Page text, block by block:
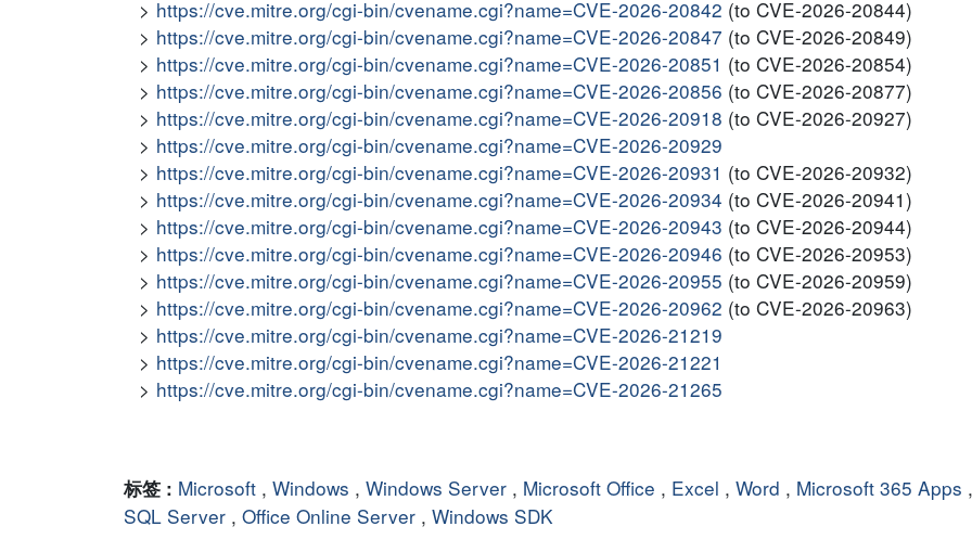
https://cve.mitre.org/cgi-bin/cvename.cgi?name=CVE-2026-20842 (to CVE-2026-20844)
https://cve.mitre.org/cgi-bin/cvename.cgi?name=CVE-2026-20847 (to CVE-2026-20849)
https://cve.mitre.org/cgi-bin/cvename.cgi?name=CVE-2026-20851 (to CVE-2026-20854)
https://cve.mitre.org/cgi-bin/cvename.cgi?name=CVE-2026-20856 (to CVE-2026-20877)
https://cve.mitre.org/cgi-bin/cvename.cgi?name=CVE-2026-20918 (to CVE-2026-20927)
https://cve.mitre.org/cgi-bin/cvename.cgi?name=CVE-2026-20929
https://cve.mitre.org/cgi-bin/cvename.cgi?name=CVE-2026-20931 (to CVE-2026-20932)
https://cve.mitre.org/cgi-bin/cvename.cgi?name=CVE-2026-20934 (to CVE-2026-20941)
https://cve.mitre.org/cgi-bin/cvename.cgi?name=CVE-2026-20943 (to CVE-2026-20944)
https://cve.mitre.org/cgi-bin/cvename.cgi?name=CVE-2026-20946 (to CVE-2026-20953)
https://cve.mitre.org/cgi-bin/cvename.cgi?name=CVE-2026-20955 (to CVE-2026-20959)
https://cve.mitre.org/cgi-bin/cvename.cgi?name=CVE-2026-20962 (to CVE-2026-20963)
https://cve.mitre.org/cgi-bin/cvename.cgi?name=CVE-2026-21219
https://cve.mitre.org/cgi-bin/cvename.cgi?name=CVE-2026-21221
https://cve.mitre.org/cgi-bin/cvename.cgi?name=CVE-2026-21265
标签 : Microsoft , Windows , Windows Server , Microsoft Office , Excel , Word , Microsoft 365 Apps ,
SQL Server , Office Online Server , Windows SDK